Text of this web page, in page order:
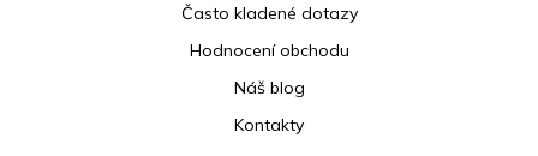
Často kladené dotazy
Hodnocení obchodu
Náš blog
Kontakty